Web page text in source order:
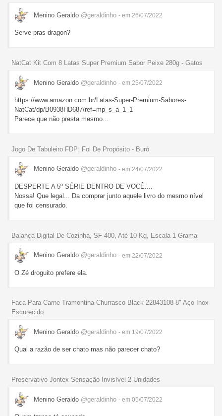
Menino Geraldo @geraldinho - em 26/07/2022
Serve pras dragon?
NatCat Kit Com 8 Latas Super Premium Sabor Peixe 280g - Gatos
Menino Geraldo @geraldinho - em 25/07/2022
https://www.amazon.com.br/Latas-Super-Premium-Sabores-
NatCat/dp/B0938HD687/ref=mp_s_a_1_1
Parece que não presta mesmo...
Jogo De Tabuleiro FDP: Foi De Propósito - Buró
Menino Geraldo @geraldinho - em 24/07/2022
DESPERTE A 5º SÉRIE DENTRO DE VOCÊ....
Nossa! Que legal... Da comprar junto aquele livro do mesmo nível
que foi censurado.
Balança Digital De Cozinha, SF-400, Até 10 Kg, Escala 1 Grama
Menino Geraldo @geraldinho - em 22/07/2022
O Zé droguito prefere ela.
Faca Para Carne Tramontina Churrasco Black 22843108 8" Aço Inox
Escurecido
Menino Geraldo @geraldinho - em 19/07/2022
Qual a razão de ser chato mas não parecer chato?
Preservativo Jontex Sensação Invisível 2 Unidades
Menino Geraldo @geraldinho - em 05/07/2022